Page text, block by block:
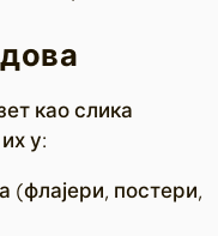
као слика
у:
постери,